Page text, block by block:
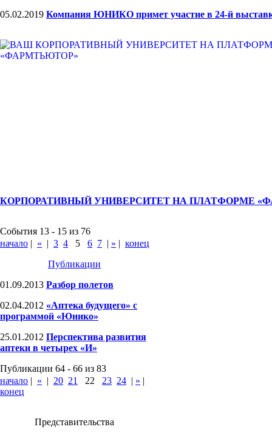
05.02.2019 Компания ЮНИКО примет участие в 24-й
КОРПОРАТИВНЫЙ УНИВЕРСИТЕТ НА ПЛАТФОРМЕ
События 13 - 15 из 76
начало | « | 3 4 5 6 7 | » | конец
Публикации
01.09.2013 Разбор полетов
02.04.2012 «Аптека будущего» с
программой «Юнико»
25.01.2012 Перспектива развития
аптеки в четырех «И»
Публикации 64 - 66 из 83
начало | « | 20 21 22 23 24 | » |
конец
Представительства